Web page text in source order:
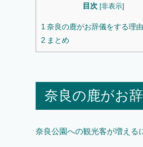
目次 [非表示]
1 奈良の鹿がお辞儀をする理
2 まとめ
奈良の鹿がお
奈良公園への観光客が増える